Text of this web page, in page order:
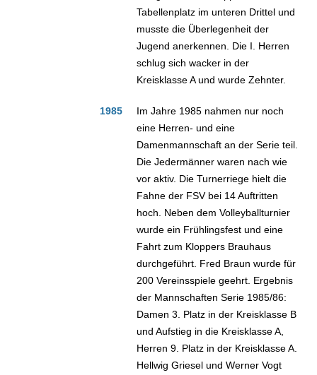
Tabellenplatz im unteren Drittel und
musste die Überlegenheit der
Jugend anerkennen. Die I. Herren
schlug sich wacker in der
Kreisklasse A und wurde Zehnter.
1985
Im Jahre 1985 nahmen nur noch
eine Herren- und eine
Damenmannschaft an der Serie teil.
Die Jedermänner waren nach wie
vor aktiv. Die Turnerriege hielt die
Fahne der FSV bei 14 Auftritten
hoch. Neben dem Volleyballturnier
wurde ein Frühlingsfest und eine
Fahrt zum Kloppers Brauhaus
durchgeführt. Fred Braun wurde für
200 Vereinsspiele geehrt. Ergebnis
der Mannschaften Serie 1985/86:
Damen 3. Platz in der Kreisklasse B
und Aufstieg in die Kreisklasse A,
Herren 9. Platz in der Kreisklasse A.
Hellwig Griesel und Werner Vogt